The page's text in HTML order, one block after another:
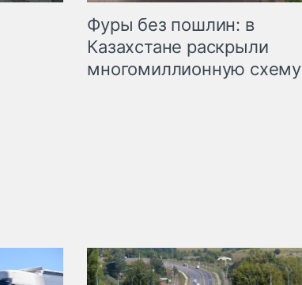
Фуры без пошлин: в
Казахстане раскрыли
многомиллионную схему